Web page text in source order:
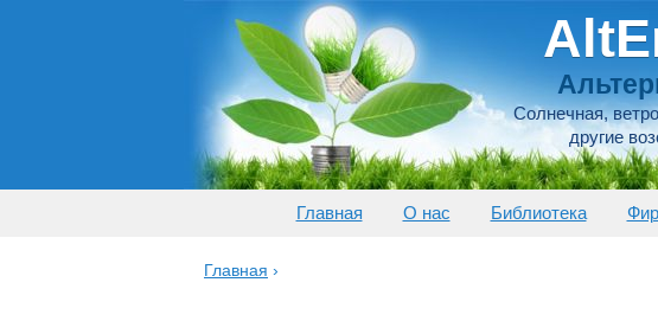
Солнечная,
другие
Главная О нас Библиотека
Главная ›